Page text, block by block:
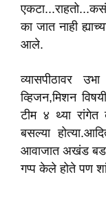
का जात नाही
आले.
व्यासपीठावर
व्हिजन,मिशन
टीम ४ थ्या रांगेत
बसल्या
आवाजात अखंड
गप्प केले होते पण